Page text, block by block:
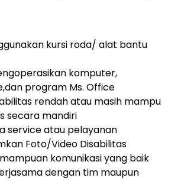
kursi roda/ alat bantu
komputer,
program Ms. Office
rendah atau masih mampu
secara mandiri
service atau pelayanan
Foto/Video Disabilitas
komunikasi yang baik
dengan tim maupun